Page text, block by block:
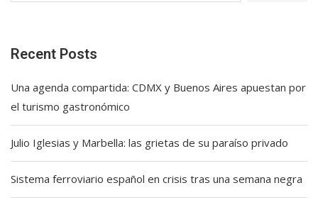
Recent Posts
Una agenda compartida: CDMX y Buenos Aires apuestan por
el turismo gastronómico
Julio Iglesias y Marbella: las grietas de su paraíso privado
Sistema ferroviario español en crisis tras una semana negra